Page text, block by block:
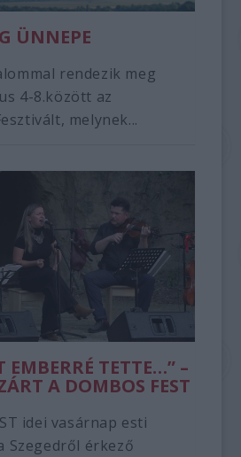
ÜNNEPE
rendezik meg
4-8.között az
melynek...
EMBERRÉ TETTE…” –
A DOMBOS FEST
idei vasárnap esti
Szegedről érkező